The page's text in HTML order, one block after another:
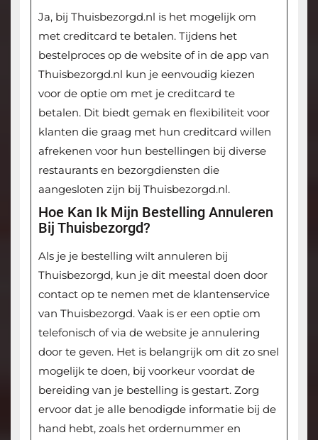
Ja, bij Thuisbezorgd.nl is het mogelijk om
met creditcard te betalen. Tijdens het
bestelproces op de website of in de app van
Thuisbezorgd.nl kun je eenvoudig kiezen
voor de optie om met je creditcard te
betalen. Dit biedt gemak en flexibiliteit voor
klanten die graag met hun creditcard willen
afrekenen voor hun bestellingen bij diverse
restaurants en bezorgdiensten die
aangesloten zijn bij Thuisbezorgd.nl.
Hoe Kan Ik Mijn Bestelling Annuleren
Bij Thuisbezorgd?
Als je je bestelling wilt annuleren bij
Thuisbezorgd, kun je dit meestal doen door
contact op te nemen met de klantenservice
van Thuisbezorgd. Vaak is er een optie om
telefonisch of via de website je annulering
door te geven. Het is belangrijk om dit zo snel
mogelijk te doen, bij voorkeur voordat de
bereiding van je bestelling is gestart. Zorg
ervoor dat je alle benodigde informatie bij de
hand hebt, zoals het ordernummer en